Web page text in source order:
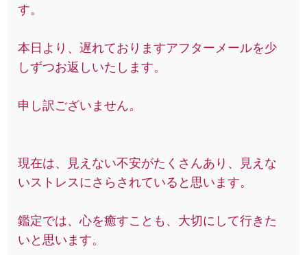
す。
本日より、遅れておりますアフターメールを少
しずつお返しいたします。
申し訳ございません。
現在は、見えない不安がたくさんあり、見えな
いストレスにさらされていると思います。
鑑定では、心を癒すことも、大切にして行きた
いと思います。